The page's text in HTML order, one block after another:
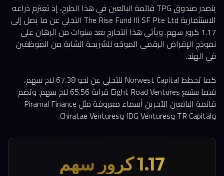
يتصدر صندوق TPG قائمة البائعين في هذا الطرح، إذ تعتزم ذراعه
الاستثمارية The Rise Fund III SF Pte Ltd التخلي عن ما يصل إلى
1.17 كرور سهم. ويأتي هذا التخارج بعد سنوات من الرهان على
نموذج الإقراض الرقمي الموجّه للشريحة الشابة من الموظفين
في الهند.
كما تخطط Norwest Capital للتخلي عن نحو 67.38 لاخ سهم،
فيما ستبيع Eight Road Ventures قرابة 65.56 لاخ سهم. وتضم
قائمة البائعين الآخرين أسماء معروفة مثل Piramal Finance
وTR Capital وIDG Ventures وChiratae Ventures.
1.17 كرور سهم